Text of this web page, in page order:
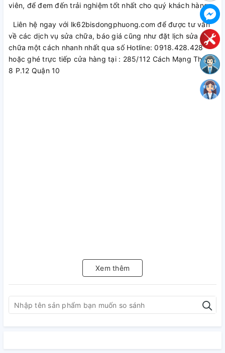
viên, để đem đến trải nghiệm tốt nhất cho quý khách hàng.
Liên hệ ngay với lk62bisdongphuong.com để được tư vấn
về các dịch vụ sửa chữa, báo giá cũng như đặt lịch sửa
chữa một cách nhanh nhất qua số Hotline: 0918.428.428
hoặc ghé trực tiếp cửa hàng tại : 285/112 Cách Mạng Tháng
8 P.12 Quận 10
Xem thêm